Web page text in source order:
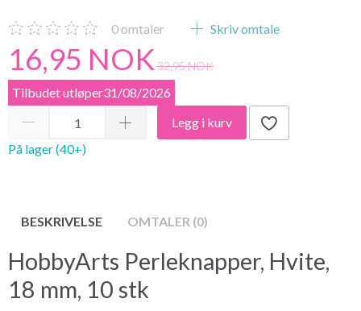
0 omtaler Skriv omtale
16,95 NOK 32,95 NOK
Tilbudet utløper31/08/2026
Legg i kurv
På lager (40+)
BESKRIVELSE OMTALER (0)
HobbyArts Perleknapper, Hvite,
18 mm, 10 stk